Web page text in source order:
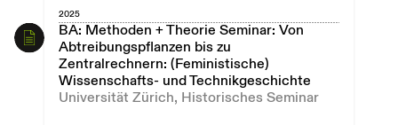
2025
BA: Methoden + Theorie Seminar: Von
Abtreibungspflanzen bis zu
Zentralrechnern: (Feministische)
Wissenschafts- und Technikgeschichte
Universität Zürich, Historisches Seminar